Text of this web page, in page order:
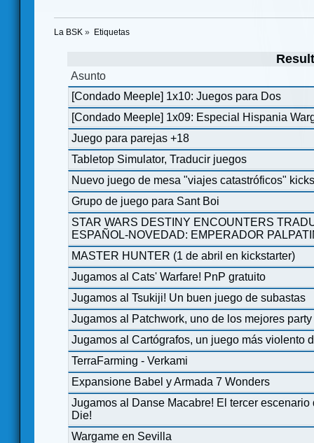
La BSK » Etiquetas
Asunto
[Condado Meeple] 1x10: Juegos para Dos
[Condado Meeple] 1x09: Especial Hispania
Juego para parejas +18
Tabletop Simulator, Traducir juegos
Nuevo juego de mesa "viajes catastróficos"
Grupo de juego para Sant Boi
STAR WARS DESTINY ENCOUNTERS
ESPAÑOL-NOVEDAD: EMPERADOR
MASTER HUNTER (1 de abril en kickstarter)
Jugamos al Cats' Warfare! PnP gratuito
Jugamos al Tsukiji! Un buen juego de subastas
Jugamos al Patchwork, uno de los mejores
Jugamos al Cartógrafos, un juego más violento
TerraFarming - Verkami
Expansione Babel y Armada 7 Wonders
Jugamos al Danse Macabre! El tercer escenario
Die!
Wargame en Sevilla